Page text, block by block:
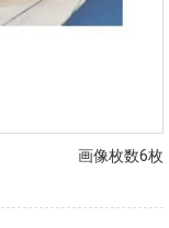
画像枚数6枚